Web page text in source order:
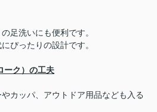
足洗いにも便利です。
ぴったりの設計です。
ーク）の工夫
カッパ、アウトドア用品なども入る